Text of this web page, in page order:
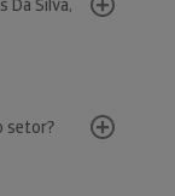
Da Silva,
setor?